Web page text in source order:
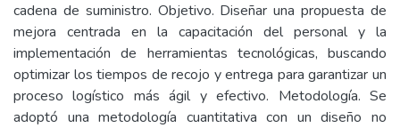
cadena de suministro. Objetivo. Diseñar una propuesta de
mejora centrada en la capacitación del personal y la
implementación de herramientas tecnológicas, buscando
optimizar los tiempos de recojo y entrega para garantizar un
proceso logístico más ágil y efectivo. Metodología. Se
adoptó una metodología cuantitativa con un diseño no